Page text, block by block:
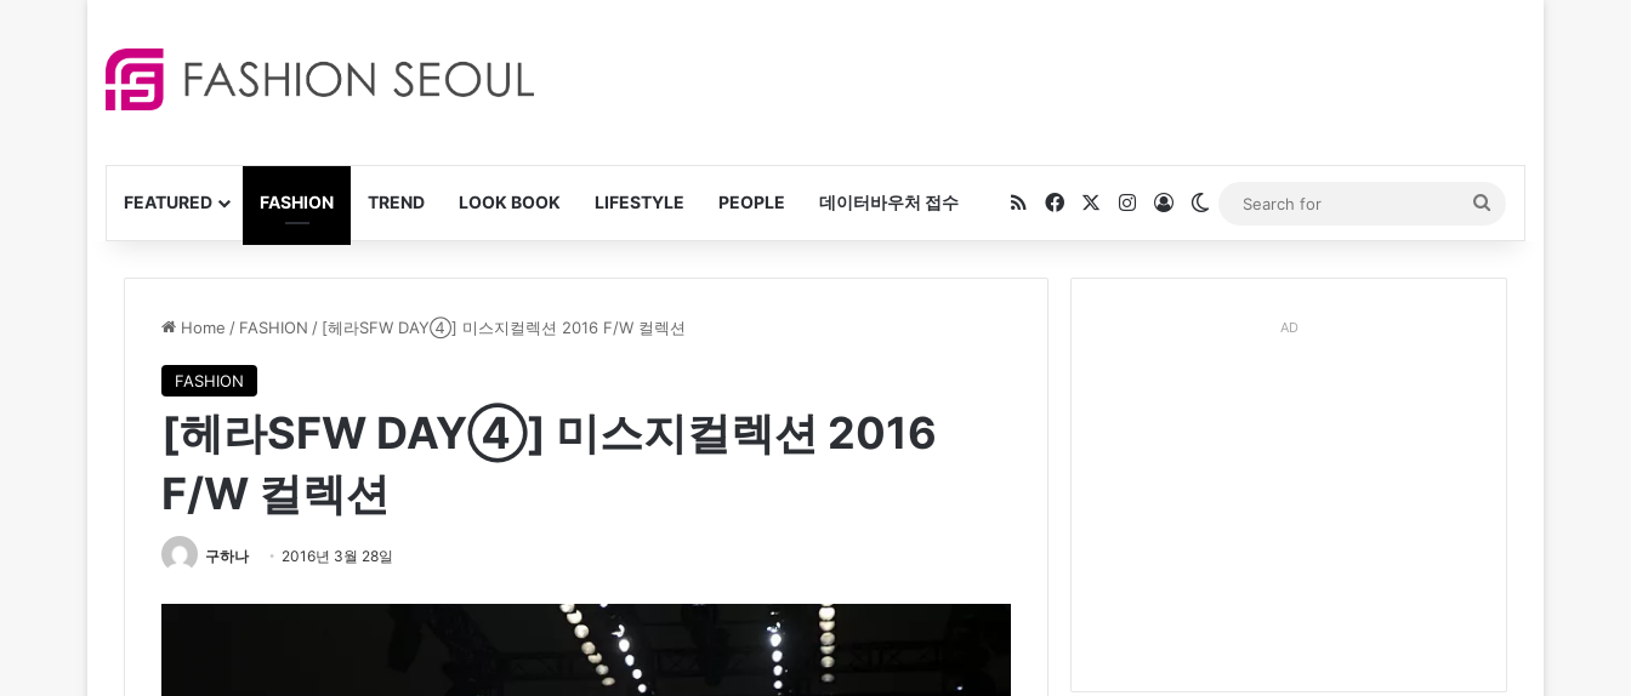
FEATURED FASHION TREND LOOK BOOK LIFESTYLE PEOPLE 데이터바우처 접수 RSS FacebookInstagram
Log InSwitch skin
for
Home / FASHION / [헤라SFW DAY④] 미스지컬렉션 2016 F/W 컬렉션
FASHION
[헤라SFW DAY④] 미스지컬렉션 2016
F/W 컬렉션
구하나 2016년 3월 28일
AD